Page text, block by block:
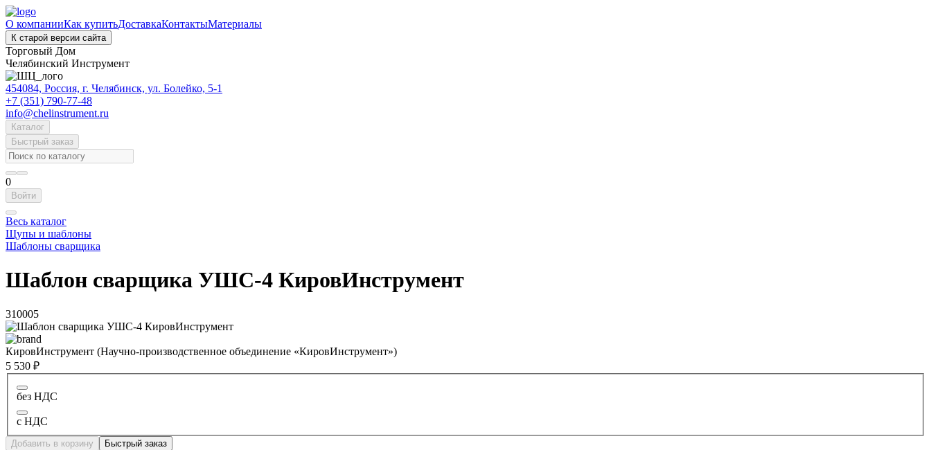
О компанииКак купитьДоставкаКонтактыМатериалы
К старой версии сайта
Торговый Дом
Челябинский Инструмент
454084, Россия, г. Челябинск, ул. Болейко, 5-1
+7 (351) 790-77-48
info@chelinstrument.ru
Каталог
Быстрый заказ
0
Войти
Весь каталог
Щупы и шаблоны
Шаблоны сварщика
Шаблон сварщика УШС-4 КировИнструмент
310005
КировИнструмент (Научно-производственное объединение «КировИнструмент»)
5 530 ₽
без НДС
с НДС
Добавить в корзину Быстрый заказ